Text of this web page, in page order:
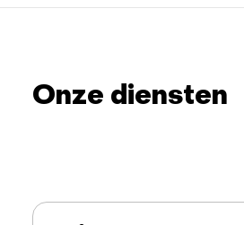
Onze diensten